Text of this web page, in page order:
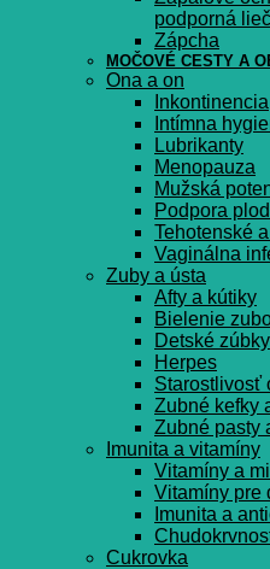
podporná
Zápcha
MOČOVÉ CESTY A
Ona a on
Inkontinencia
Intímna
Lubrikanty
Menopauza
Mužská
Podpora
Tehotenské
Vaginálna
Zuby a ústa
Afty a kútiky
Bielenie
Detské zúbky
Herpes
Starostlivosť
Zubné kefky
Zubné pasty
Imunita a vitamíny
Vitamíny a
Vitamíny pre
Imunita a
Cukrovka